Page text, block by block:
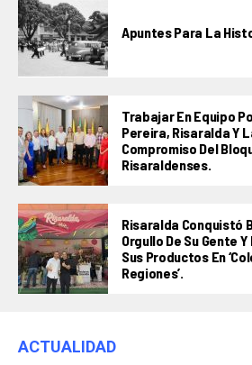
Apuntes Para La
Trabajar En Equipo
Pereira, Risaralda Y
Compromiso Del
Risaraldenses.
Risaralda Conquistó
Orgullo De Su Gente
Sus Productos En
Regiones’.
ACTUALIDAD